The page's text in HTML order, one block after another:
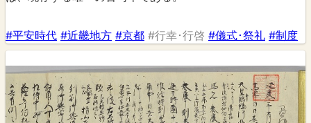
#平安時代 #近畿地方 #京都 #行幸･行啓 #儀式･祭礼 #制度